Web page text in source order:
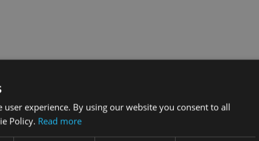
experience. By using our website you consent to all
Policy. Read more